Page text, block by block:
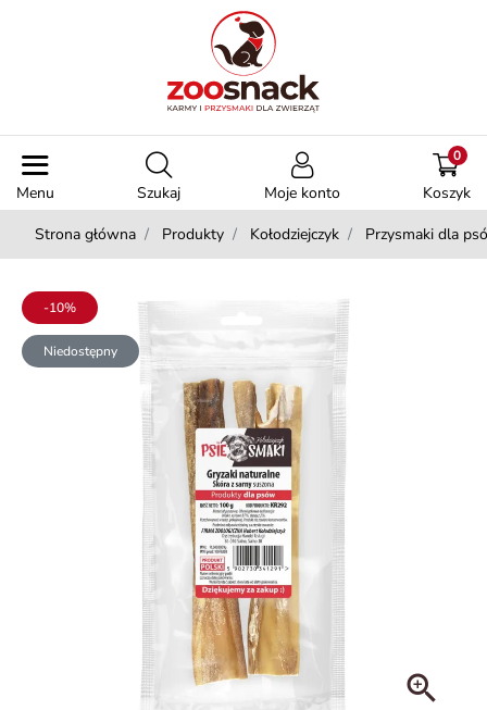
Menu Szukaj Moje konto Koszyk
0
Strona główna Produkty Kołodziejczyk Przysmaki dla
-10%
Niedostępny
zoom_in